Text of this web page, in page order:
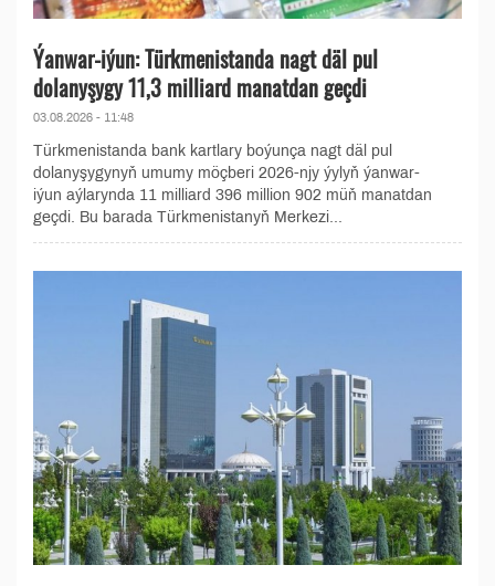
Ýanwar-iýun: Türkmenistanda nagt däl pul
dolanyşygy 11,3 milliard manatdan geçdi
03.08.2026 - 11:48
Türkmenistanda bank kartlary boýunça nagt däl pul
dolanyşygynyň umumy möçberi 2026-njy ýylyň ýanwar-
iýun aýlarynda 11 milliard 396 million 902 müň manatdan
geçdi. Bu barada Türkmenistanyň Merkezi...